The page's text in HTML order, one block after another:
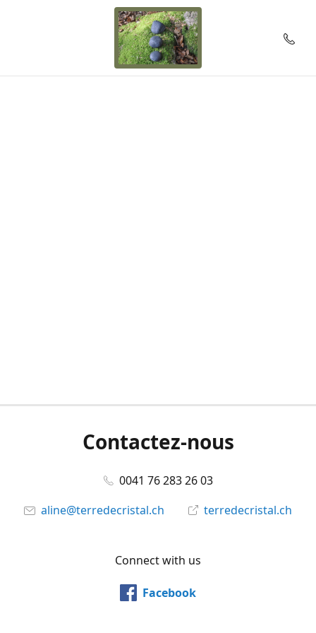
Contactez-nous
0041 76 283 26 03
aline@terredecristal.ch
terredecristal.ch
Connect with us
Facebook